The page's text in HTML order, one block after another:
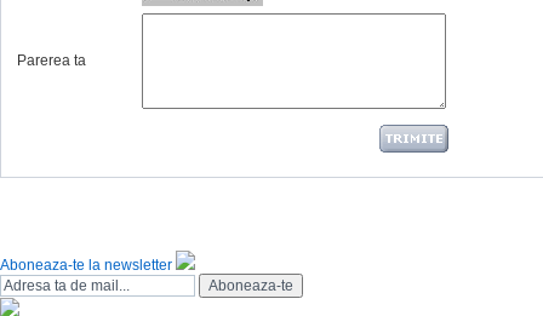
Parerea ta
Aboneaza-te la newsletter